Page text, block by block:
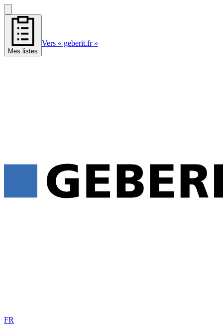
Mes listes
Vers « geberit.fr »
FR